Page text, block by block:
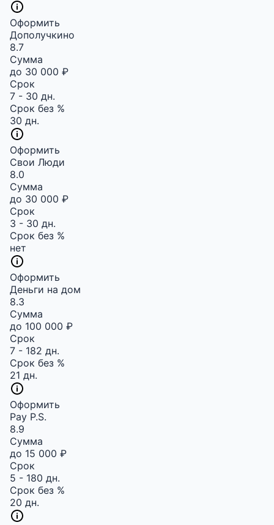
Оформить
Дополучкино
8.7
Сумма
до 30 000 ₽
Срок
7 - 30 дн.
Срок без %
30 дн.
Оформить
Свои Люди
8.0
Сумма
до 30 000 ₽
Срок
3 - 30 дн.
Срок без %
нет
Оформить
Деньги на дом
8.3
Сумма
до 100 000 ₽
Срок
7 - 182 дн.
Срок без %
21 дн.
Оформить
Pay P.S.
8.9
Сумма
до 15 000 ₽
Срок
5 - 180 дн.
Срок без %
20 дн.